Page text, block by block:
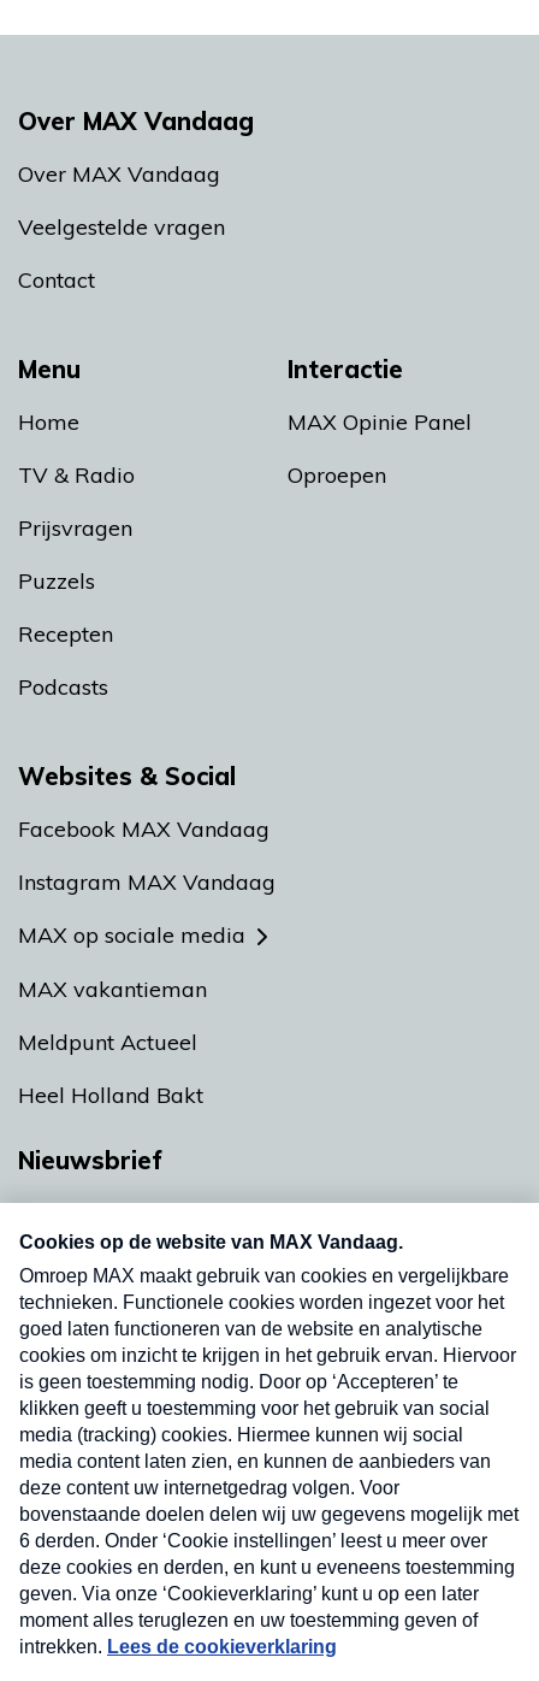
Menu
Home
TV & Radio
Prijsvragen
Puzzels
Recepten
Podcasts
Interactie
MAX Opinie Panel
Oproepen
Over MAX Vandaag
Over MAX Vandaag
Veelgestelde vragen
Contact
Websites & Social
Facebook MAX Vandaag
Instagram MAX Vandaag
MAX op sociale media
MAX vakantieman
Meldpunt Actueel
Heel Holland Bakt
Nieuwsbrief
nieuwsbrief. Elke vrijdag- en dinsdagochtend in
uw mailbox.
Verzend
Nieuwsbrief
Neem hier een gratis abonnement op onze
nieuwsbrief. Elke vrijdag- en dinsdagochtend in uw